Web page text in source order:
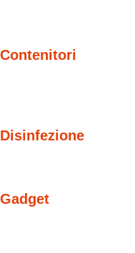
Contenitori
Disinfezione
Gadget